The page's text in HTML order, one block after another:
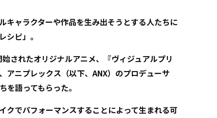
キャラクターや作品を生み出そうとする人たちに
シピ」。
されたオリジナルアニメ、『ヴィジュアルプリ
アニプレックス（以下、ANX）のプロデューサ
を語ってもらった。
クでパフォーマンスすることによって生まれる可